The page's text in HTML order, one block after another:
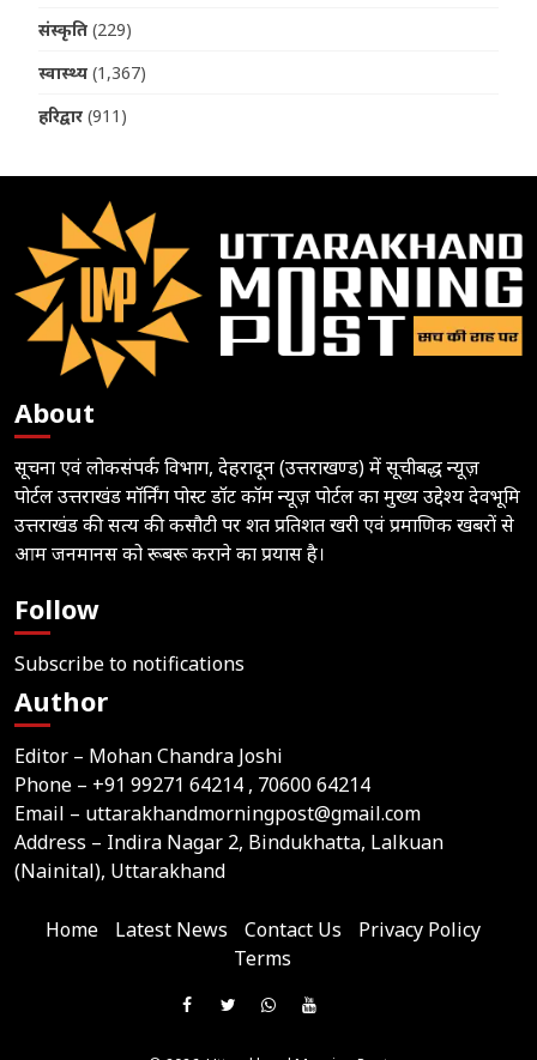
संस्कृति (229)
स्वास्थ्य (1,367)
हरिद्वार (911)
About
सूचना एवं लोकसंपर्क विभाग, देहरादून (उत्तराखण्ड) में सूचीबद्ध न्यूज़
पोर्टल उत्तराखंड मॉर्निंग पोस्ट डॉट कॉम न्यूज़ पोर्टल का मुख्य उद्देश्य देवभूमि
उत्तराखंड की सत्य की कसौटी पर शत प्रतिशत खरी एवं प्रमाणिक खबरों से
आम जनमानस को रूबरू कराने का प्रयास है।
Follow
Subscribe to notifications
Author
Editor – Mohan Chandra Joshi
Phone – +91 99271 64214 , 70600 64214
Email – uttarakhandmorningpost@gmail.com
Address – Indira Nagar 2, Bindukhatta, Lalkuan
(Nainital), Uttarakhand
Home Latest News Contact Us
Privacy Policy
Terms
Like FollowJoin
Subscribe